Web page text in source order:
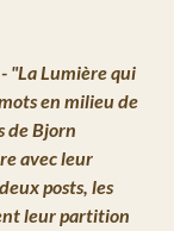
- "La Lumière qui
en milieu de
de Bjorn
avec leur
posts, les
leur partition